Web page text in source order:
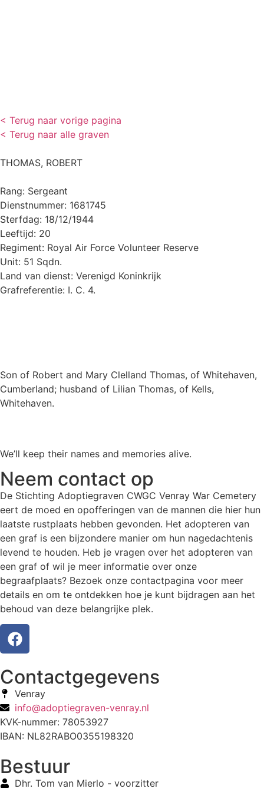
< Terug naar vorige pagina
< Terug naar alle graven
THOMAS, ROBERT
Rang: Sergeant
Dienstnummer: 1681745
Sterfdag: 18/12/1944
Leeftijd: 20
Regiment: Royal Air Force Volunteer Reserve
Unit: 51 Sqdn.
Land van dienst: Verenigd Koninkrijk
Grafreferentie: I. C. 4.
Son of Robert and Mary Clelland Thomas, of Whitehaven,
Cumberland; husband of Lilian Thomas, of Kells,
Whitehaven.
We’ll keep their names and memories alive.
Neem contact op
De Stichting Adoptiegraven CWGC Venray War Cemetery
eert de moed en opofferingen van de mannen die hier hun
laatste rustplaats hebben gevonden. Het adopteren van
een graf is een bijzondere manier om hun nagedachtenis
levend te houden. Heb je vragen over het adopteren van
een graf of wil je meer informatie over onze
begraafplaats? Bezoek onze contactpagina voor meer
details en om te ontdekken hoe je kunt bijdragen aan het
behoud van deze belangrijke plek.
Contactgegevens
Venray
info@adoptiegraven-venray.nl
KVK-nummer: 78053927
IBAN: NL82RABO0355198320
Bestuur
Dhr. Tom van Mierlo - voorzitter